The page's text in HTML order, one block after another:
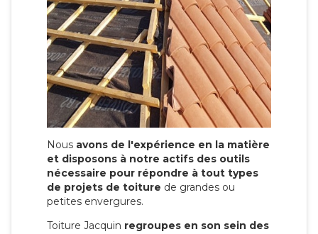
Nous avons de l'expérience en la matière
et disposons à notre actifs des outils
nécessaire pour répondre à tout types
de projets de toiture de grandes ou
petites envergures.
Toiture Jacquin regroupes en son sein des